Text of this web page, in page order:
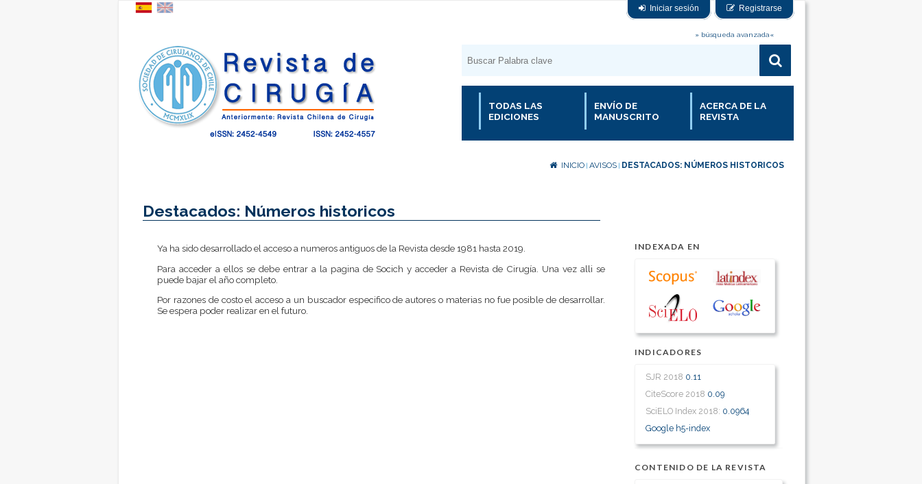
Iniciar sesión Registrarse
» búsqueda avanzada«
TODAS LAS
EDICIONES
ENVÍO DE
MANUSCRITO
ACERCA DE LA
REVISTA
INICIO AVISOS DESTACADOS: NÚMEROS HISTORICOS
INDEXADA EN
INDICADORES
SJR 2018 0.11
CiteScore 2018 0.09
SciELO Index 2018: 0.0964
Google h5-index
CONTENIDO DE LA REVISTA
Destacados: Números historicos
Ya ha sido desarrollado el acceso a numeros antiguos de la Revista desde 1981 hasta 2019.
Para acceder a ellos se debe entrar a la pagina de Socich y acceder a Revista de Cirugía. Una vez alli se
puede bajar el año completo.
Por razones de costo el acceso a un buscador especifico de autores o materias no fue posible de desarrollar.
Se espera poder realizar en el futuro.